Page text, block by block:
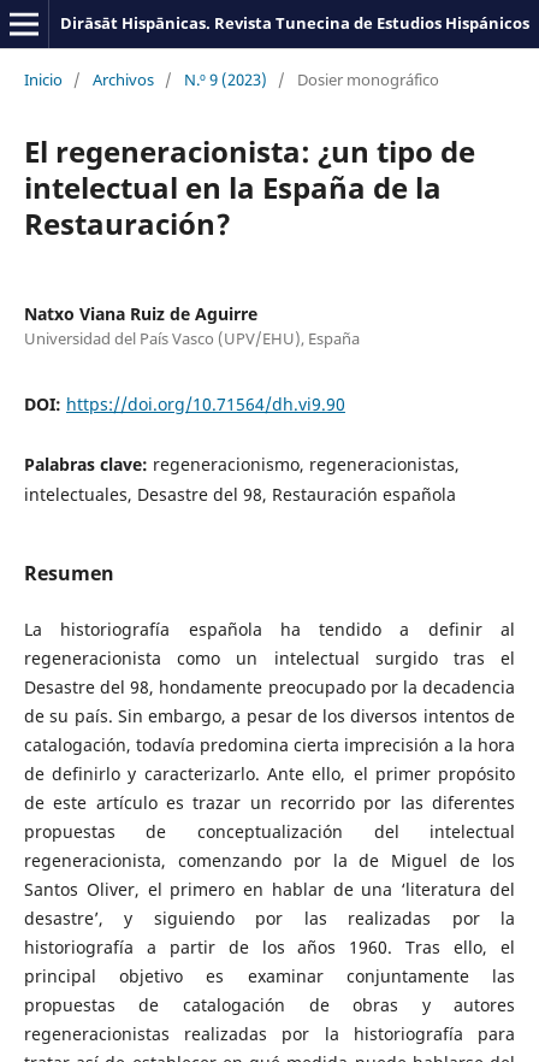
Dirāsāt Hispānicas. Revista Tunecina de Estudios Hispánicos
Inicio / Archivos / N.º 9 (2023) / Dosier monográfico
El regeneracionista: ¿un tipo de
intelectual en la España de la
Restauración?
Natxo Viana Ruiz de Aguirre
Universidad del País Vasco (UPV/EHU), España
DOI: https://doi.org/10.71564/dh.vi9.90
Palabras clave: regeneracionismo, regeneracionistas,
intelectuales, Desastre del 98, Restauración española
Resumen
La historiografía española ha tendido a definir al
regeneracionista como un intelectual surgido tras el
Desastre del 98, hondamente preocupado por la decadencia
de su país. Sin embargo, a pesar de los diversos intentos de
catalogación, todavía predomina cierta imprecisión a la hora
de definirlo y caracterizarlo. Ante ello, el primer propósito
de este artículo es trazar un recorrido por las diferentes
propuestas de conceptualización del intelectual
regeneracionista, comenzando por la de Miguel de los
Santos Oliver, el primero en hablar de una ‘literatura del
desastre’, y siguiendo por las realizadas por la
historiografía a partir de los años 1960. Tras ello, el
principal objetivo es examinar conjuntamente las
propuestas de catalogación de obras y autores
regeneracionistas realizadas por la historiografía para